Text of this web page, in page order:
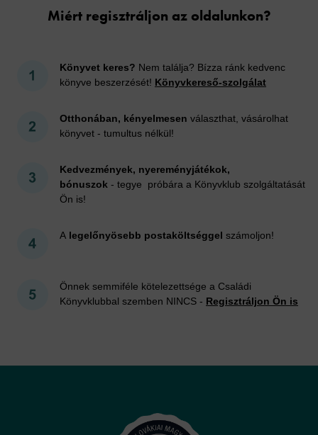
Miért regisztráljon az oldalunkon?
Könyvet keres? Nem találja? Bízza ránk kedvenc
könyve beszerzését! Könyvkereső-szolgálat
Otthonában, kényelmesen választhat, vásárolhat
könyvet - tumultus nélkül!
Kedvezmények, nyereményjátékok,
bónuszok - tegye próbára a Könyvklub szolgáltatását
Ön is!
A legelőnyösebb postaköltséggel számoljon!
Önnek semmiféle kötelezettsége a Családi
Könyvklubbal szemben NINCS - Regisztráljon Ön is